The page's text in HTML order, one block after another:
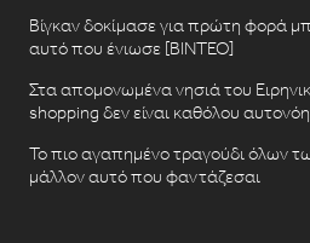
Βίγκαν δοκίμασε για πρώτη φορά
αυτό που ένιωσε [ΒΙΝΤΕΟ]
Στα απομονωμένα νησιά του
shopping δεν είναι καθόλου
Το πιο αγαπημένο τραγούδι όλων
μάλλον αυτό που φαντάζεσαι